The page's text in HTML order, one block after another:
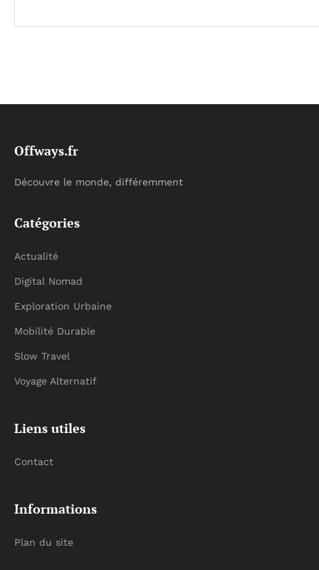
Offways.fr
Découvre le monde, différemment
Catégories
Actualité
Digital Nomad
Exploration Urbaine
Mobilité Durable
Slow Travel
Voyage Alternatif
Liens utiles
Contact
Informations
Plan du site